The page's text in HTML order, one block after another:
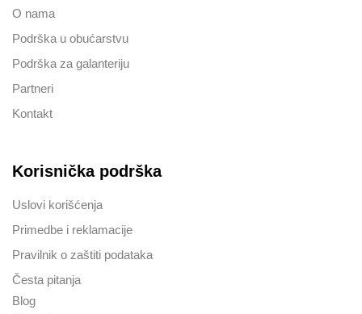
O nama
Podrška u obućarstvu
Podrška za galanteriju
Partneri
Kontakt
Korisnička podrška
Uslovi korišćenja
Primedbe i reklamacije
Pravilnik o zaštiti podataka
Česta pitanja
Blog